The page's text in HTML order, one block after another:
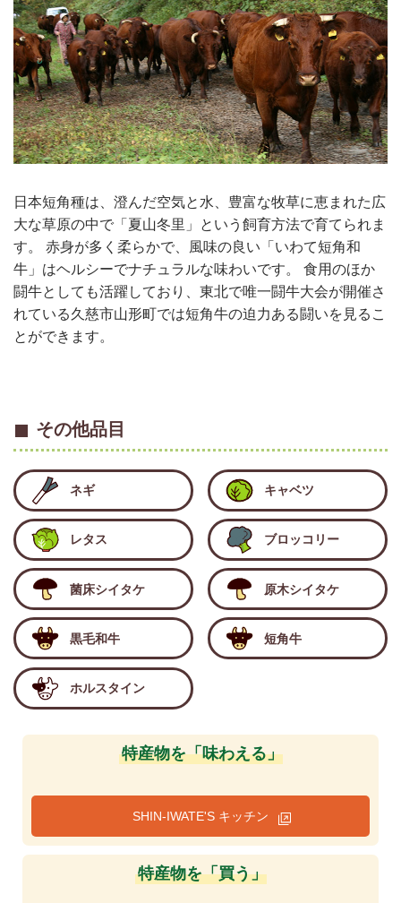
日本短角種は、澄んだ空気と水、豊富な牧草に恵まれた広
大な草原の中で「夏山冬里」という飼育方法で育てられま
す。 赤身が多く柔らかで、風味の良い「いわて短角和
牛」はヘルシーでナチュラルな味わいです。 食用のほか
闘牛としても活躍しており、東北で唯一闘牛大会が開催さ
れている久慈市山形町では短角牛の迫力ある闘いを見るこ
とができます。
その他品目
ネギ キャベツ
レタス ブロッコリー
菌床シイタケ 原木シイタケ
黒毛和牛 短角牛
ホルスタイン
特産物を「味わえる」
SHIN-IWATE'S キッチン
特産物を「買う」